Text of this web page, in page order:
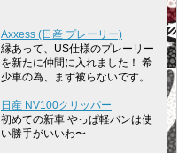
Axxess (日産 プレーリー)
縁あって、US仕様のプレーリー
を新たに仲間に入れました！ 希
少車の為、まず被らないです。 ...
日産 NV100クリッパー
初めての新車 やっぱ軽バンは使
い勝手がいいわ〜